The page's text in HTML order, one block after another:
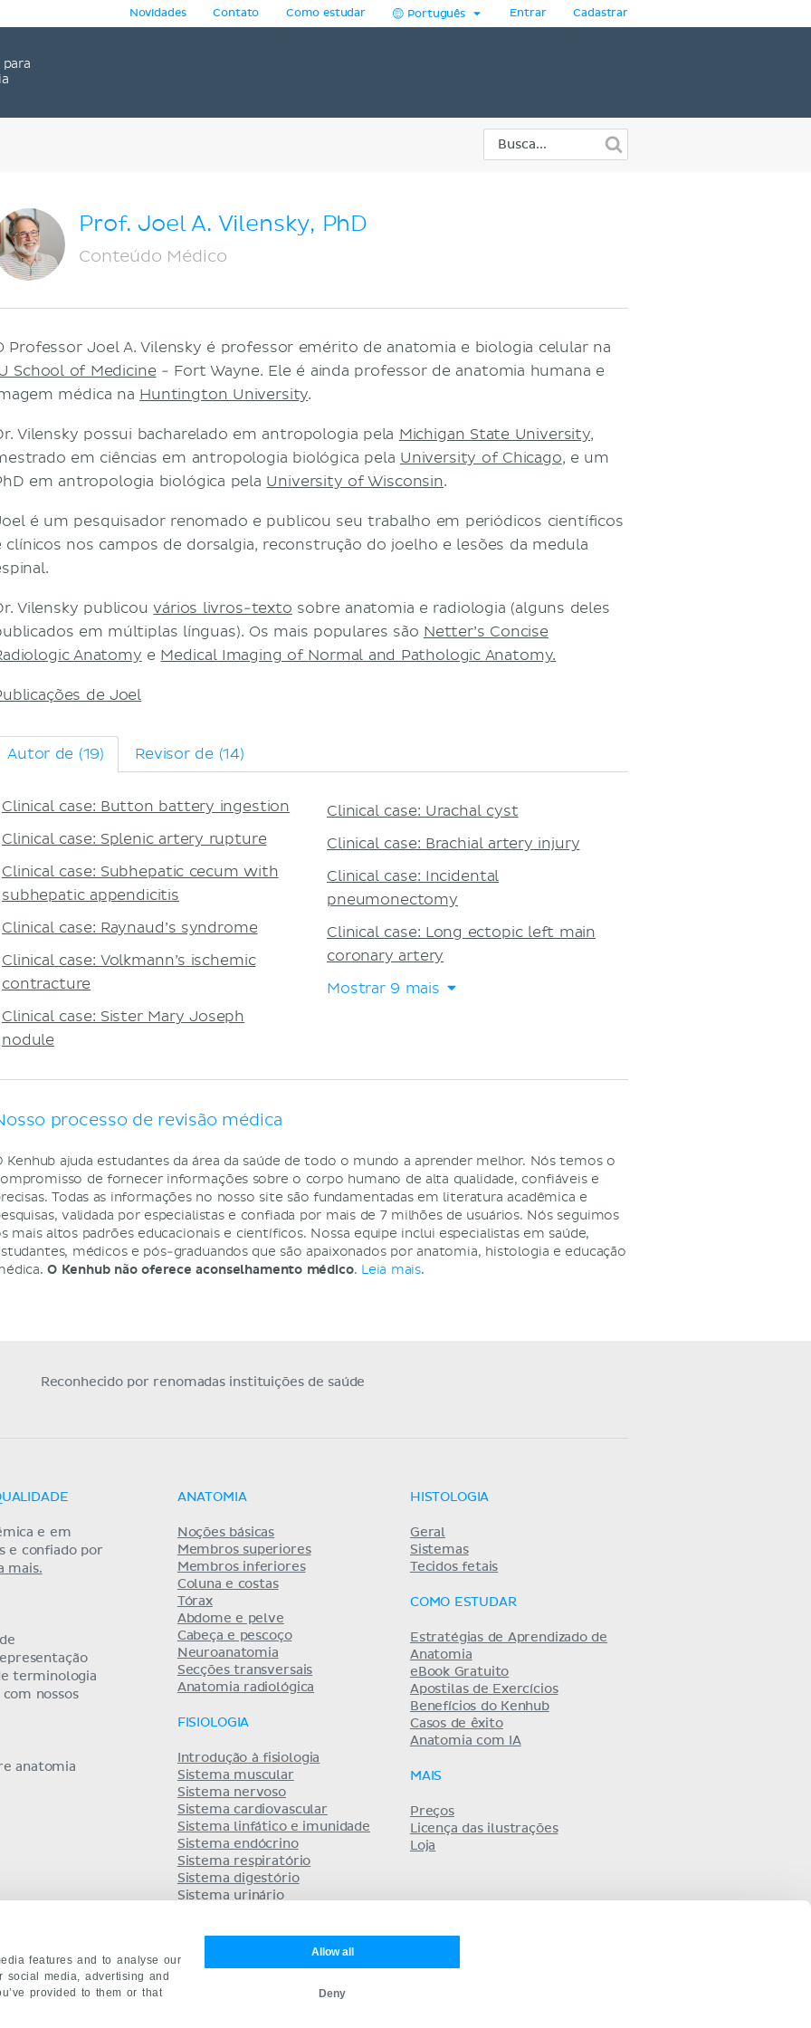
features and to analyse our
social media, advertising and
provided to them or that
Allow all
Deny
para
Novidades Contato Como estudar Português Entrar Cadastrar
Prof. Joel A. Vilensky, PhD
Conteúdo Médico
Professor Joel A. Vilensky é professor emérito de anatomia e biologia celular na
School of Medicine - Fort Wayne. Ele é ainda professor de anatomia humana e
médica na Huntington University.
Vilensky possui bacharelado em antropologia pela Michigan State University,
em ciências em antropologia biológica pela University of Chicago, e um
em antropologia biológica pela University of Wisconsin.
é um pesquisador renomado e publicou seu trabalho em periódicos científicos
clínicos nos campos de dorsalgia, reconstrução do joelho e lesões da medula
Vilensky publicouvários livros-texto sobre anatomia e radiologia (alguns deles
em múltiplas línguas). Os mais populares são Netter’s Concise
Anatomy e Medical Imaging of Normal and Pathologic Anatomy.
de Joel
Autor de (19) Revisor de (14)
Clinical case: Button battery ingestion
Clinical case: Splenic artery rupture
Clinical case: Subhepatic cecum with
subhepatic appendicitis
Clinical case: Raynaud’s syndrome
Clinical case: Volkmann’s ischemic
contracture
Clinical case: Sister Mary Joseph
nodule
Clinical case: Urachal cyst
Clinical case: Brachial artery injury
Clinical case: Incidental
pneumonectomy
Clinical case: Long ectopic left main
coronary artery
Mostrar 9 mais
processo de revisão médica
Kenhub ajuda estudantes da área da saúde de todo o mundo a aprender melhor. Nós temos o
de fornecer informações sobre o corpo humano de alta qualidade, confiáveis e
Todas as informações no nosso site são fundamentadas em literatura acadêmica e
validada por especialistas e confiada por mais de 7 milhões de usuários. Nós seguimos
mais altos padrões educacionais e científicos. Nossa equipe inclui especialistas em saúde,
médicos e pós-graduandos que são apaixonados por anatomia, histologia e educação
O Kenhub não oferece aconselhamento médico. Leia mais.
Reconhecido por renomadas instituições de saúde
e em
e confiado por
mais.
terminologia
nossos
anatomia
ANATOMIA
Noções básicas
Membros superiores
Membros inferiores
Coluna e costas
Tórax
Abdome e pelve
Cabeça e pescoço
Neuroanatomia
Secções transversais
Anatomia radiológica
FISIOLOGIA
Introdução à fisiologia
Sistema muscular
Sistema nervoso
Sistema cardiovascular
Sistema linfático e imunidade
Sistema endócrino
Sistema respiratório
Sistema digestório
Sistema urinário
HISTOLOGIA
Geral
Sistemas
Tecidos fetais
COMO ESTUDAR
Estratégias de Aprendizado de
Anatomia
eBook Gratuito
Apostilas de Exercícios
Benefícios do Kenhub
Casos de êxito
Anatomia com IA
MAIS
Preços
Licença das ilustrações
Loja